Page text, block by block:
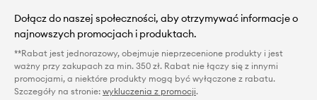
Dołącz do naszej społeczności, aby otrzymywać informacje o
najnowszych promocjach i produktach.
**Rabat jest jednorazowy, obejmuje nieprzecenione produkty i jest
ważny przy zakupach za min. 350 zł. Rabat nie łączy się z innymi
promocjami, a niektóre produkty mogą być wyłączone z rabatu.
Szczegóły na stronie: wykluczenia z promocji.